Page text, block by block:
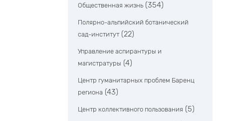
Общественная жизнь (354)
Полярно-альпийский ботанический
сад-институт (22)
Управление аспирантуры и
магистратуры (4)
Центр гуманитарных проблем Баренц
региона (43)
Центр коллективного пользования (5)